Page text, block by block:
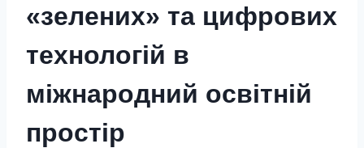
«зелених» та цифрових
технологій в
міжнародний освітній
простір